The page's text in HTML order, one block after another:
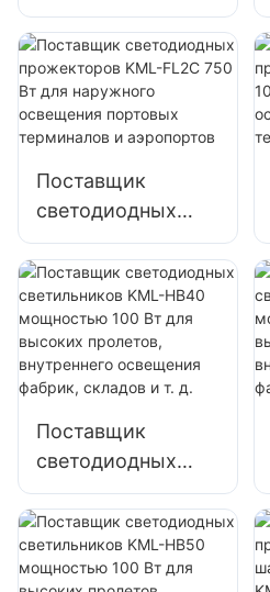
прожекторов
KML-FL2C
мощностью 400
Вт для наружного
освещения
строительных
площадок
Поставщик
светодиодных
прожекторов
KML-FL2C 750 Вт
для наружного
освещения
портовых
терминалов и
аэропортов
Поставщик
светодиодных
светильников
KML-HB40
мощностью 100
Вт для высоких